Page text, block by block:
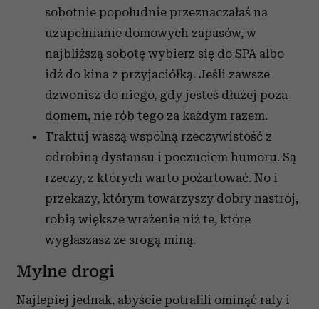
sobotnie popołudnie przeznaczałaś na
uzupełnianie domowych zapasów, w
najbliższą sobotę wybierz się do SPA albo
idź do kina z przyjaciółką. Jeśli zawsze
dzwonisz do niego, gdy jesteś dłużej poza
domem, nie rób tego za każdym razem.
Traktuj waszą wspólną rzeczywistość z
odrobiną dystansu i poczuciem humoru. Są
rzeczy, z których warto pożartować. No i
przekazy, którym towarzyszy dobry nastrój,
robią większe wrażenie niż te, które
wygłaszasz ze srogą miną.
Mylne drogi
Najlepiej jednak, abyście potrafili ominąć rafy i